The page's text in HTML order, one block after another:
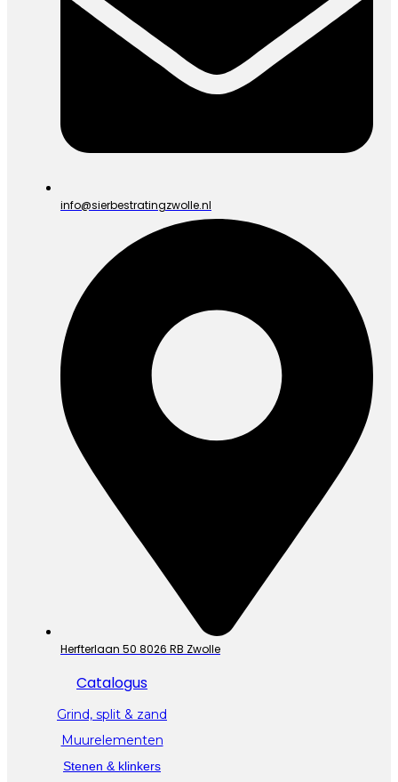
info@sierbestratingzwolle.nl
Herfterlaan 50 8026 RB Zwolle
Catalogus
Grind, split & zand
Muurelementen
Stenen & klinkers